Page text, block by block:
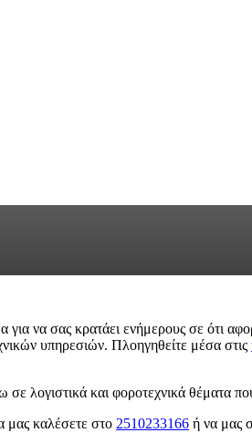
για να σας κρατάει ενήμερους σε ότι
υπηρεσιών. Πλοηγηθείτε μέσα στις
λογιστικά και φοροτεχνικά θέματα
μας καλέσετε στο 2510233166 ή να μας